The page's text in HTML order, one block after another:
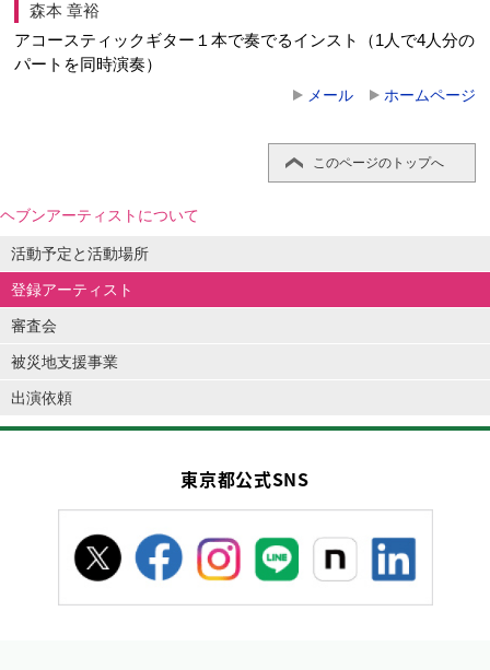
森本 章裕
アコースティックギター１本で奏でるインスト（1人で4人分の
パートを同時演奏）
メール ホームページ
このページのトップへ
ヘブンアーティストについて
活動予定と活動場所
登録アーティスト
審査会
被災地支援事業
出演依頼
東京都公式SNS